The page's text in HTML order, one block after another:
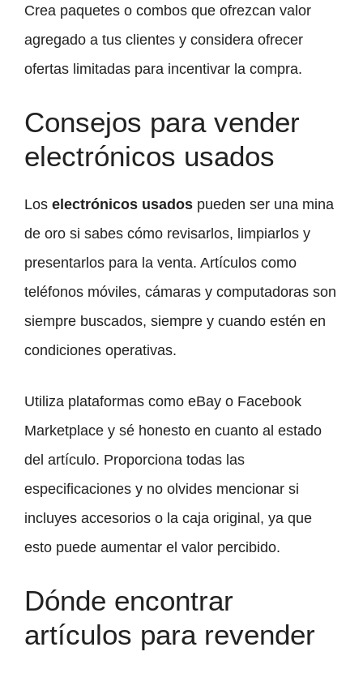
Crea paquetes o combos que ofrezcan valor
agregado a tus clientes y considera ofrecer
ofertas limitadas para incentivar la compra.
Consejos para vender
electrónicos usados
Los electrónicos usados pueden ser una mina
de oro si sabes cómo revisarlos, limpiarlos y
presentarlos para la venta. Artículos como
teléfonos móviles, cámaras y computadoras son
siempre buscados, siempre y cuando estén en
condiciones operativas.
Utiliza plataformas como eBay o Facebook
Marketplace y sé honesto en cuanto al estado
del artículo. Proporciona todas las
especificaciones y no olvides mencionar si
incluyes accesorios o la caja original, ya que
esto puede aumentar el valor percibido.
Dónde encontrar
artículos para revender